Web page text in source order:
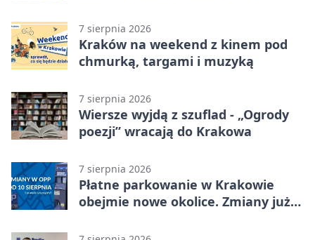
7 sierpnia 2026
Kraków na weekend z kinem pod
chmurką, targami i muzyką
7 sierpnia 2026
Wiersze wyjdą z szuflad - „Ogrody
poezji” wracają do Krakowa
7 sierpnia 2026
Płatne parkowanie w Krakowie
obejmie nowe okolice. Zmiany już